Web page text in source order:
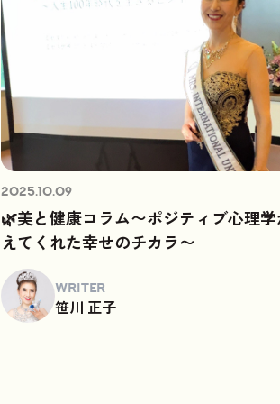
2025.10.09
🌿美と健康コラム〜ポジティブ心理
えてくれた幸せのチカラ〜
WRITER
笹川 正子